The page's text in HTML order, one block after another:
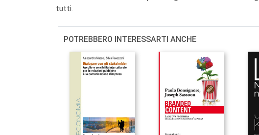
tutti.
POTREBBERO INTERESSARTI ANCHE